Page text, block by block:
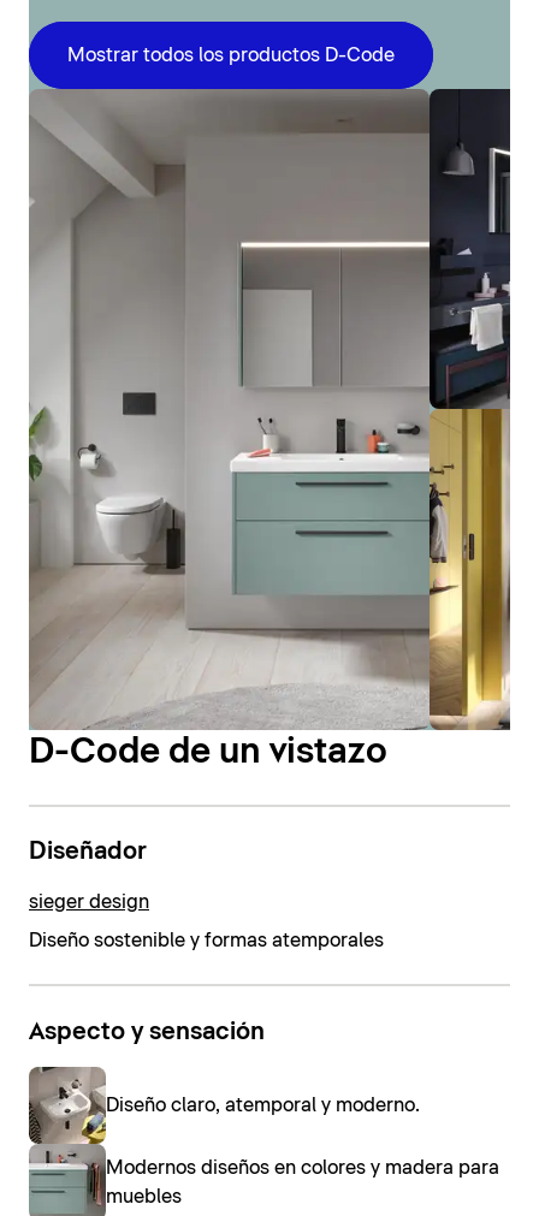
Mostrar todos los productos D-Code
D-Code de un vistazo
Diseñador
sieger design
Diseño sostenible y formas atemporales
Aspecto y sensación
Diseño claro, atemporal y moderno.
Modernos diseños en colores y madera para
muebles